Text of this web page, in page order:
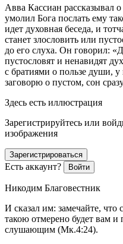
Авва Кассиан рассказывал
умолил Бога послать ему
идет духовная беседа, и
станет злословить или
до его слуха. Он говорил:
пустословят и ненавидят
с братиями о пользе души,
заговорю о пустом, сон
Здесь есть иллюстрация
Зарегистрируйтесь или
изображения
Зарегистрироваться
Есть аккаунт? Войти
Никодим Благовестник
И сказал им: замечайте,
такою отмерено будет вам и
слушающим (Мк.4:24).